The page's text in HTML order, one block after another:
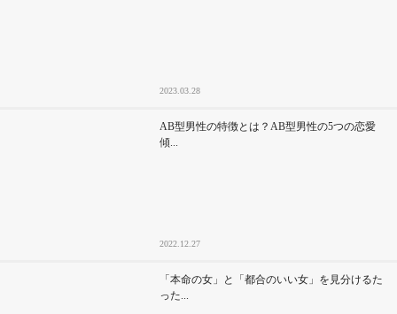
2023.03.28
AB型男性の特徴とは？AB型男性の5つの恋愛
傾...
2022.12.27
「本命の女」と「都合のいい女」を見分けるた
った...